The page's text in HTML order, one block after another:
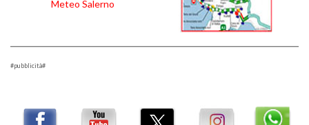
Meteo Salerno
#pubblicità#